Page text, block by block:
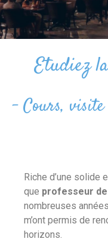
Etudiez
- Cours,
Riche d’une solide
que professeur
nombreuses années
m’ont permis de
horizons.